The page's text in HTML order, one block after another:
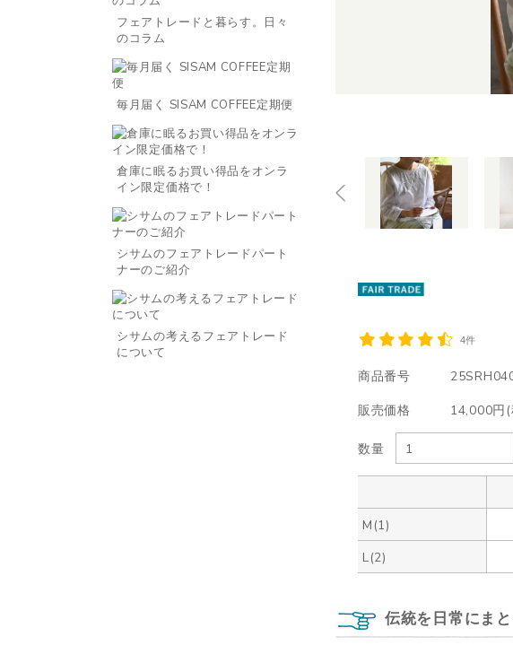
4件
商品番号
販売価格
14,000円
数量
M(1)
L(2)
伝統を日常にま
フェアトレードと暮らす。日々
のコラム
毎月届く SISAM COFFEE定期便
倉庫に眠るお買い得品をオンラ
イン限定価格で！
シサムのフェアトレードパート
ナーのご紹介
シサムの考えるフェアトレード
について